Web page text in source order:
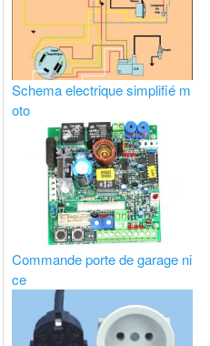
Schema electrique simplifié m
oto
Commande porte de garage ni
ce